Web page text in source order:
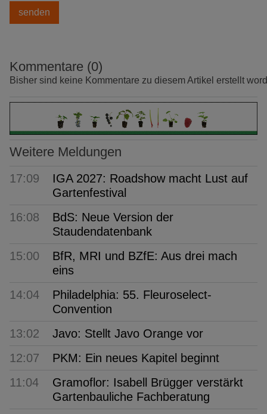
Kommentare (0)
Bisher sind keine Kommentare zu diesem Artikel erstellt
Weitere Meldungen
17:09
IGA 2027: Roadshow macht Lust auf
Gartenfestival
16:08
BdS: Neue Version der
Staudendatenbank
15:00
BfR, MRI und BZfE: Aus drei mach
eins
14:04
Philadelphia: 55. Fleuroselect-
Convention
13:02
Javo: Stellt Javo Orange vor
12:07
PKM: Ein neues Kapitel beginnt
11:04
Gramoflor: Isabell Brügger verstärkt
Gartenbauliche Fachberatung